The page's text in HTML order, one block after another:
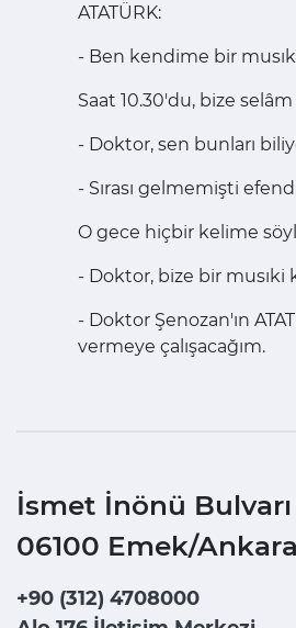
ATATÜRK:
- Ben kendime bir
Saat 10.30'du, bize
- Doktor, sen bunları
- Sırası gelmemişti
O gece hiçbir kelime
- Doktor, bize bir musıki
- Doktor Şenozan'ın
vermeye çalışacağım.
İsmet İnönü Bulvarı
06100 Emek/Ankara
+90 (312) 4708000